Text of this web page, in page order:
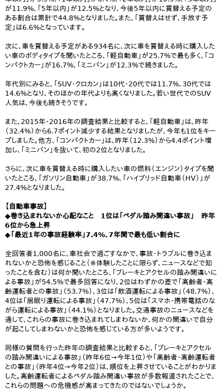
が11.9%、「5年以内」が12.5%となり、今後5年以内に買替える予定の
ある割合は累計で44.8%となりました。また、「買替えはせず、手放す予
定」は6.6%となっています。
次に、車を買替える予定がある934名に、次に車を買替える時に購入した
い車のボディタイプを聞いたところ、「軽自動車」が25.7%で最も多く、「コ
ンパクトカー」が16.7%、「ミニバン」が12.3%で続きました。
年代別にみると、「SUV・クロカン」は10代・20代では11.7%、30代では
14.6%となり、そのほかの年代よりも高くなりました。若い世代でのSUV
人気は、今後も続きそうです。
また、2015年・2016年の調査結果と比較すると、「軽自動車」は、昨年
（32.4%）から6.7ポイント減少する結果となりましたが、今年も1位をキー
プしました。他方、「コンパクトカー」は、昨年（12.3%）から4.4ポイント増
加し、「ミニバン」を抜いて、初の2位となりました。
さらに、次に車を買替える時に購入したい車の燃料（エンジン）タイプを聞
いたところ、「ガソリン自動車」が38.7%、「ハイブリッド自動車（HV）」が
27.4%となりました。
【自動車事故】
◆巻き込まれないか心配なこと 1位は「ペダル踏み間違い事故」 昨年
6位から急上昇
◆「最近1年の事故経験率」7.4%、7年間で最も低い割合に
全回答者1,000名に、車社会で過ごすなかで、事故・トラブルに巻き込ま
れないかと恐怖を感じること（※体験したことに限らず、ニュースなどで知
ったことを含む）は何か聞いたところ、「ブレーキとアクセルの踏み間違いに
よる事故」が54.5%で最多回答になり、2位はわずかの差で「高齢者・高
齢運転者との事故」（53.7%）、3位は「飲酒運転による事故」（48.7%）、
4位は「居眠り運転による事故」（47.7%）、5位は「スマホ・携帯電話のな
がら運転による事故」（44.1%）となりました。交通事故のニュースなどを
通して、これらの事故に巻き込まれてしまわないか、何かの間違いで自分
が起こしてしまわないかと恐怖を感じている方が多いようです。
同様の質問を行った昨年の調査結果と比較すると、「ブレーキとアクセル
の踏み間違いによる事故」（昨年6位→今年1位）や「高齢者・高齢運転者
との事故」（昨年4位→今年2位）は、順位を上昇させていることがわかりま
した。高齢運転者によるペダル踏み間違い事故が多数報道されたことで、
これらの問題への危機感が高まってきたのではないでしょうか。